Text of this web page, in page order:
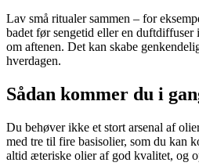
Lav små ritualer sammen – for
badet før sengetid eller en duftdiffuser
om aftenen. Det kan skabe
hverdagen.
Sådan kommer du i
Du behøver ikke et stort arsenal af
med tre til fire basisolier, som du kan
altid æteriske olier af god kvalitet, og